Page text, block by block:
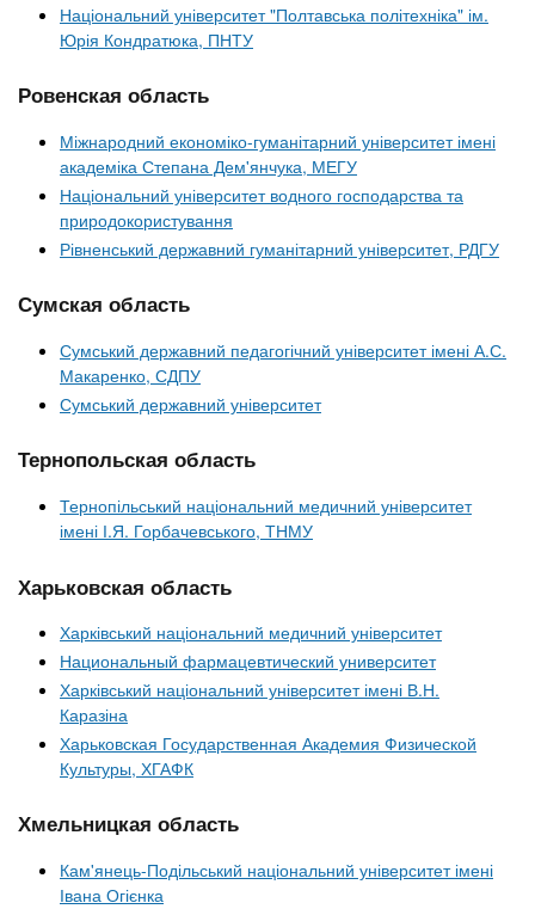
Національний університет "Полтавська політехніка" ім.
Юрія Кондратюка, ПНТУ
Ровенская область
Міжнародний економіко-гуманітарний університет імені
академіка Степана Дем'янчука, МЕГУ
Національний університет водного господарства та
природокористування
Рівненський державний гуманітарний університет, РДГУ
Сумская область
Сумський державний педагогічний університет імені А.С.
Макаренко, СДПУ
Сумський державний університет
Тернопольская область
Тернопільський національний медичний університет
імені І.Я. Горбачевського, ТНМУ
Харьковская область
Харківський національний медичний університет
Национальный фармацевтический университет
Харківський національний університет імені В.Н.
Каразіна
Харьковская Государственная Академия Физической
Культуры, ХГАФК
Хмельницкая область
Кам'янець-Подільський національний університет імені
Івана Огієнка